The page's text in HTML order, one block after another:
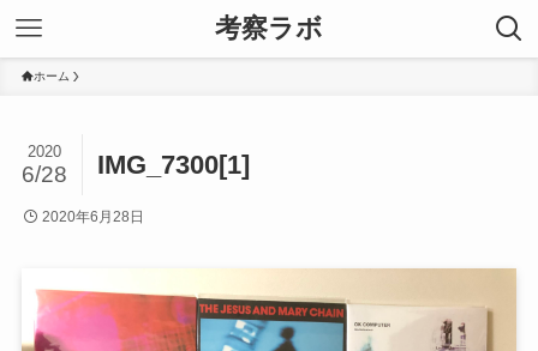
考察ラボ
ホーム
IMG_7300[1]
2020
6/28
2020年6月28日